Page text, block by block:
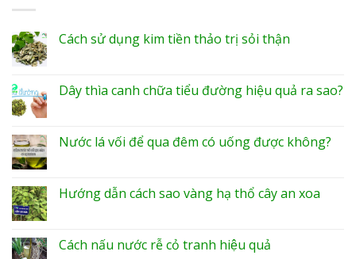
Cách sử dụng kim tiền thảo trị sỏi thận
Dây thìa canh chữa tiểu đường hiệu quả ra sao?
Nước lá vối để qua đêm có uống được không?
Hướng dẫn cách sao vàng hạ thổ cây an xoa
Cách nấu nước rễ cỏ tranh hiệu quả